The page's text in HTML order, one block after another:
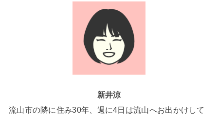
新井涼
流山市の隣に住み30年、週に4日は流山へお出かけして